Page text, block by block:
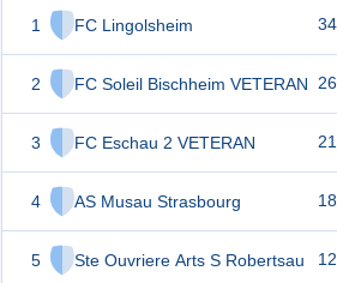
1 FC Lingolsheim
2 FC Soleil Bischheim VETERAN
3 FC Eschau 2 VETERAN
4 AS Musau Strasbourg
5 Ste Ouvriere Arts S Robertsau
34
26
21
18
12